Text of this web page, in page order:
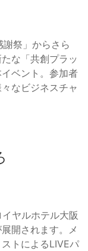
祭」からさら
な「共創プラッ
ベント。参加者
なビジネスチャ
イヤルホテル大阪
開されます。メ
トによるLIVEパ